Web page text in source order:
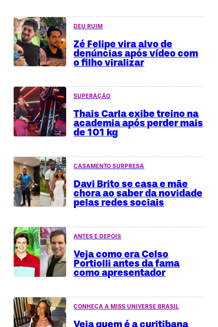
DEU RUIM
Zé Felipe vira alvo de
denúncias após vídeo com
o filho viralizar
SUPERAÇÃO
Thais Carla exibe treino na
academia após perder mais
de 101 kg
CASAMENTO SURPRESA
Davi Brito se casa e mãe
chora ao saber da novidade
pelas redes sociais
ANTES E DEPOIS
Veja como era Celso
Portiolli antes da fama
como apresentador
CONHEÇA A MISS UNIVERSE BRASIL
Veja quem é a curitibana